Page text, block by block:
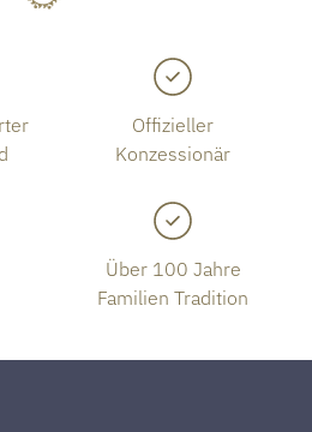
Offizieller
Konzessionär
Über 100 Jahre
Familien Tradition